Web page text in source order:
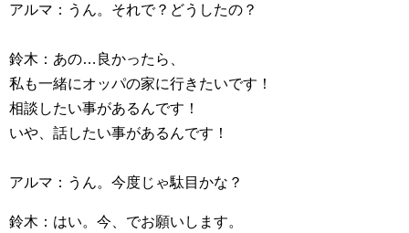
アルマ：うん。それで？どうしたの？
鈴木：あの…良かったら、
私も一緒にオッパの家に行きたいです！
相談したい事があるんです！
いや、話したい事があるんです！
アルマ：うん。今度じゃ駄目かな？
鈴木：はい。今、でお願いします。